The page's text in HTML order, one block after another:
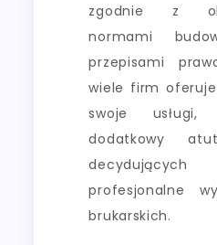
zgodnie z
normami
przepisami
wiele firm
swoje
dodatkowy
profesjonalne
brukarskich.